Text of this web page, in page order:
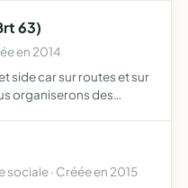
63)
en 2014
side car sur routes et sur
organiserons des
sociale · Créée en 2015